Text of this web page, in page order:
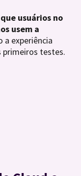
usuários no
usem a
a experiência
primeiros testes.